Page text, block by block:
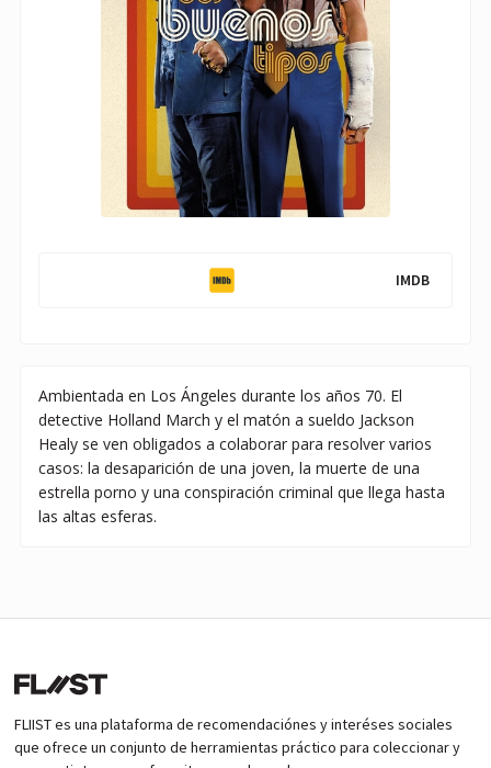
IMDB
Ambientada en Los Ángeles durante los años 70. El
detective Holland March y el matón a sueldo Jackson
Healy se ven obligados a colaborar para resolver varios
casos: la desaparición de una joven, la muerte de una
estrella porno y una conspiración criminal que llega hasta
las altas esferas.
FLIIST es una plataforma de recomendaciónes y interéses sociales
que ofrece un conjunto de herramientas práctico para coleccionar y